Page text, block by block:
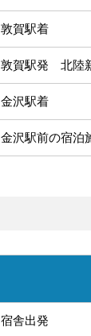
敦賀駅着
敦賀駅発 北陸
金沢駅着
金沢駅前の宿泊
宿舎出発